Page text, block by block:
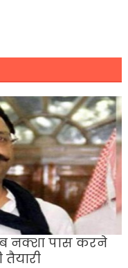
नक्शा पास करने